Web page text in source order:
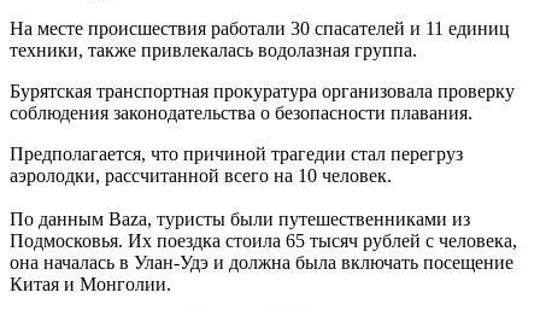
На месте происшествия работали 30 спасателей и 11 единиц
техники, также привлекалась водолазная группа.
Бурятская транспортная прокуратура организовала проверку
соблюдения законодательства о безопасности плавания.
Предполагается, что причиной трагедии стал перегруз
аэролодки, рассчитанной всего на 10 человек.
По данным Baza, туристы были путешественниками из
Подмосковья. Их поездка стоила 65 тысяч рублей с человека,
она началась в Улан-Удэ и должна была включать посещение
Китая и Монголии.